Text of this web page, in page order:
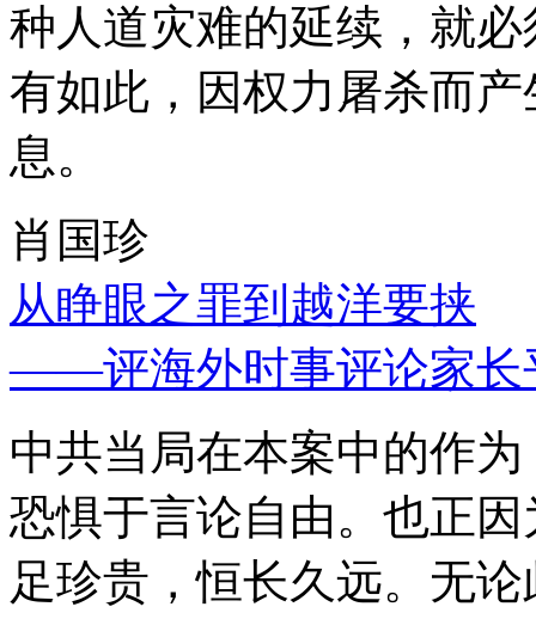
种人道灾难的延续，就
有如此，因权力屠杀而
息。
肖国珍
从睁眼之罪到越洋要挟
——评海外时事评论家长
中共当局在本案中的作
恐惧于言论自由。也正
足珍贵，恒长久远。无